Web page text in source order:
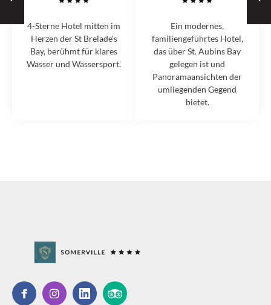
4-Sterne Hotel mitten im
Herzen der St Brelade's
Bay, berühmt für klares
Wasser und Wassersport.
Ein modernes,
familiengeführtes Hotel,
das über St. Aubins Bay
gelegen ist und
Panoramaansichten der
umliegenden Gegend
bietet.